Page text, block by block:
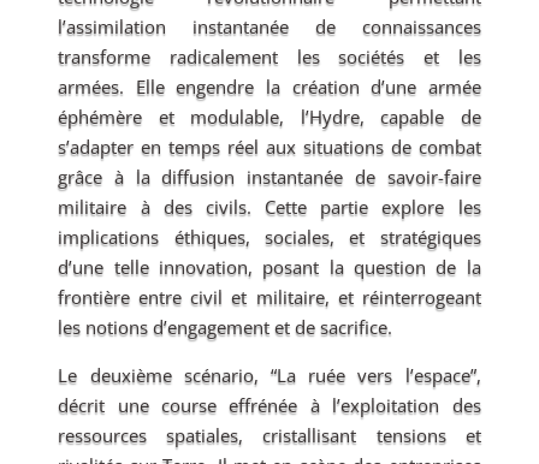
l’assimilation instantanée de connaissances
transforme radicalement les sociétés et les
armées. Elle engendre la création d’une armée
éphémère et modulable, l’Hydre, capable de
s’adapter en temps réel aux situations de combat
grâce à la diffusion instantanée de savoir-faire
militaire à des civils. Cette partie explore les
implications éthiques, sociales, et stratégiques
d’une telle innovation, posant la question de la
frontière entre civil et militaire, et réinterrogeant
les notions d’engagement et de sacrifice.
Le deuxième scénario, “La ruée vers l’espace”,
décrit une course effrénée à l’exploitation des
ressources spatiales, cristallisant tensions et